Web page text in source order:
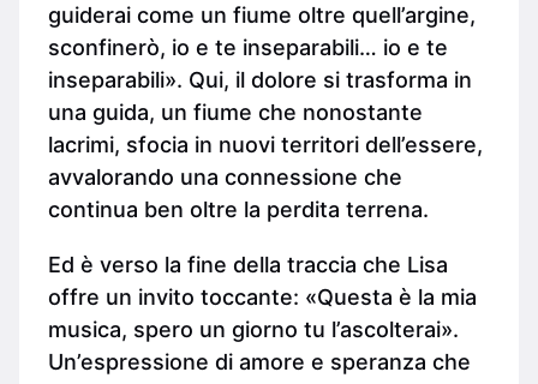
guiderai come un fiume oltre quell’argine,
sconfinerò, io e te inseparabili… io e te
inseparabili». Qui, il dolore si trasforma in
una guida, un fiume che nonostante
lacrimi, sfocia in nuovi territori dell’essere,
avvalorando una connessione che
continua ben oltre la perdita terrena.
Ed è verso la fine della traccia che Lisa
offre un invito toccante: «Questa è la mia
musica, spero un giorno tu l’ascolterai».
Un’espressione di amore e speranza che